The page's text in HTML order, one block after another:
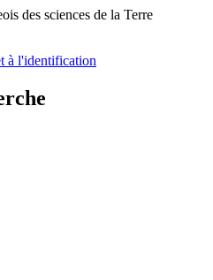
des sciences de la Terre
à l'identification